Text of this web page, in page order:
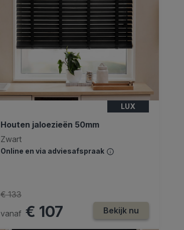
LUX
Houten jaloezieën 50mm
Zwart
Online en via adviesafspraak
vanaf € 107
€ 133
Bekijk nu